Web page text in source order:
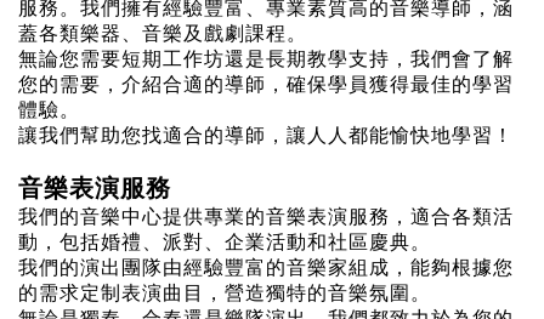
服務。我們擁有經驗豐富、專業素質高的音樂導師，涵
蓋各類樂器、音樂及戲劇課程。
無論您需要短期工作坊還是長期教學支持，我們會了解
您的需要，介紹合適的導師，確保學員獲得最佳的學習
體驗。
讓我們幫助您找適合的導師，讓人人都能愉快地學習！
音樂表演服務
我們的音樂中心提供專業的音樂表演服務，適合各類活
動，包括婚禮、派對、企業活動和社區慶典。
我們的演出團隊由經驗豐富的音樂家組成，能夠根據您
的需求定制表演曲目，營造獨特的音樂氛圍。